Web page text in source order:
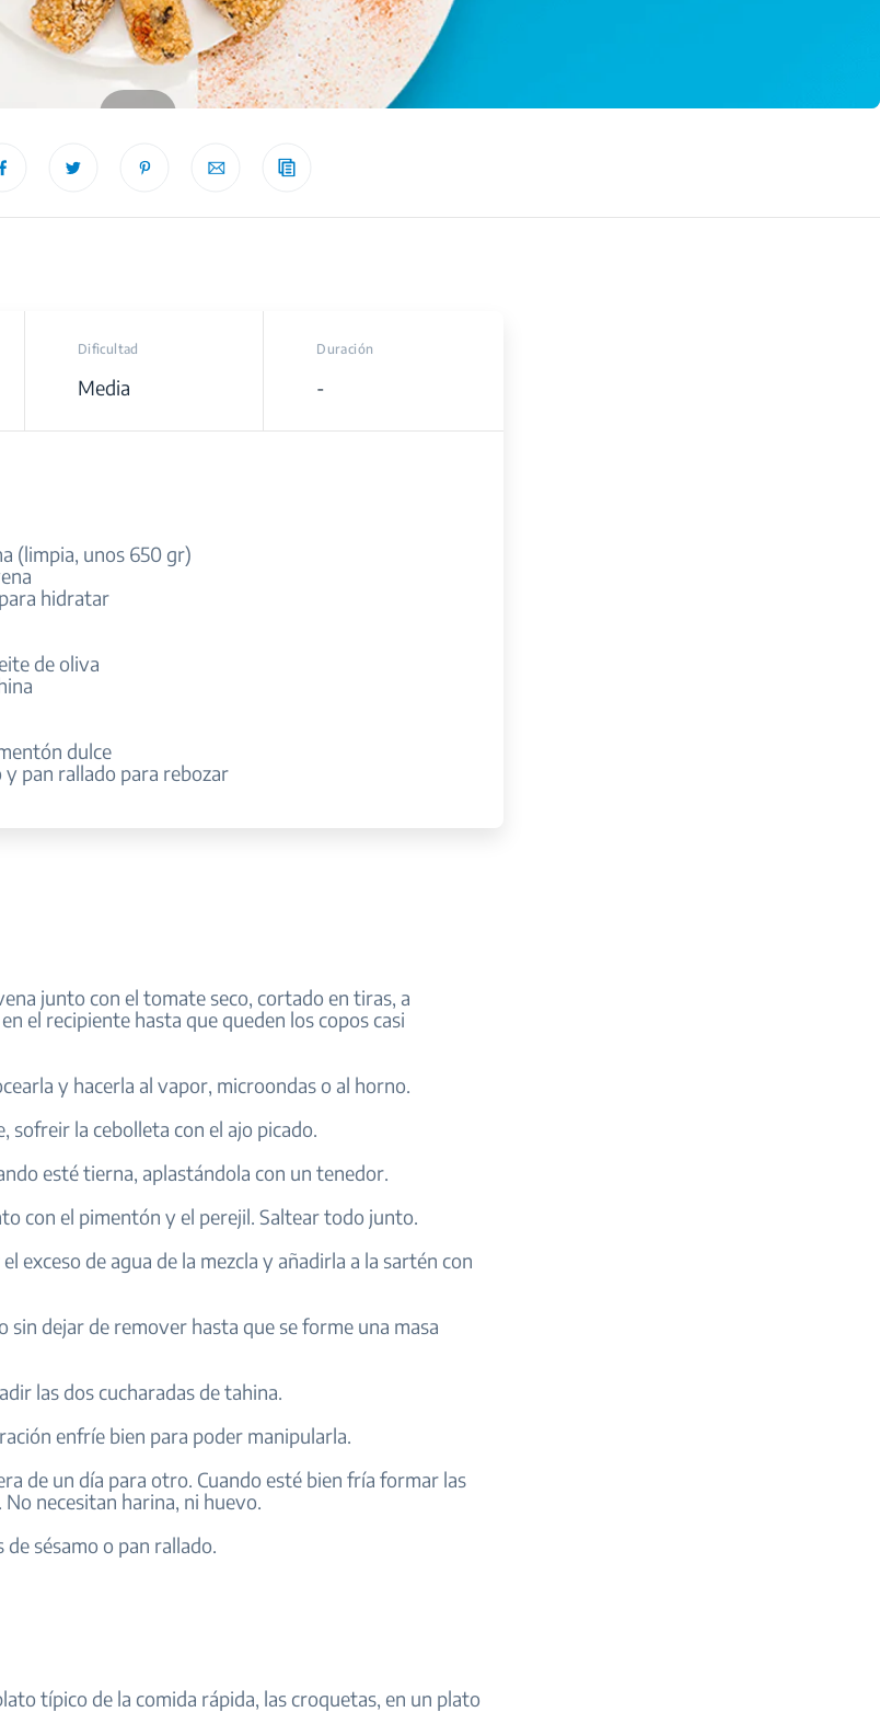
recipe
Dificultad
Media
Duración
-
(limpia, unos 650 gr)
hidratar
de oliva
dulce
y pan rallado para rebozar
junto con el tomate seco, cortado en tiras, a
el recipiente hasta que queden los copos casi
y hacerla al vapor, microondas o al horno.
sofreir la cebolleta con el ajo picado.
esté tierna, aplastándola con un tenedor.
con el pimentón y el perejil. Saltear todo junto.
exceso de agua de la mezcla y añadirla a la sartén con
sin dejar de remover hasta que se forme una masa
las dos cucharadas de tahina.
enfríe bien para poder manipularla.
de un día para otro. Cuando esté bien fría formar las
necesitan harina, ni huevo.
de sésamo o pan rallado.
típico de la comida rápida, las croquetas, en un plato